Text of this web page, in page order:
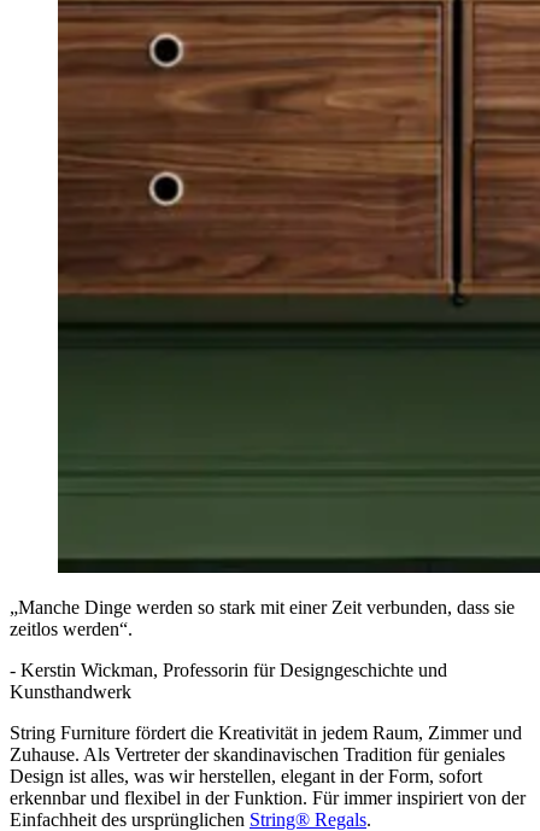
„Manche Dinge werden so stark mit einer Zeit verbunden, dass sie
zeitlos werden“.
- Kerstin Wickman, Professorin für Designgeschichte und
Kunsthandwerk
String Furniture fördert die Kreativität in jedem Raum, Zimmer und
Zuhause. Als Vertreter der skandinavischen Tradition für geniales
Design ist alles, was wir herstellen, elegant in der Form, sofort
erkennbar und flexibel in der Funktion. Für immer inspiriert von der
Einfachheit des ursprünglichen String® Regals.